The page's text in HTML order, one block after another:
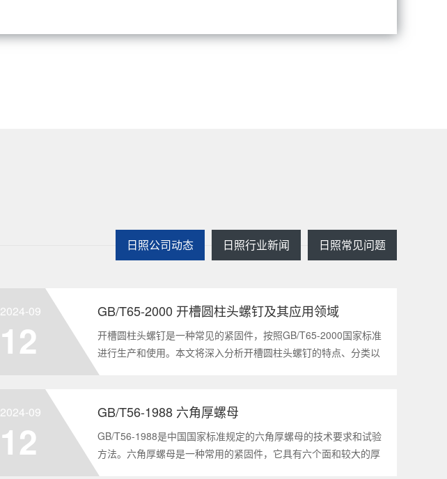
日照公司动态 日照行业新闻 日照常见问题
2024-09
12
GB/T65-2000 开槽圆柱头螺钉及其应用领域
开槽圆柱头螺钉是一种常见的紧固件，按照GB/T65-2000国家标准
进行生产和使用。本文将深入分析开槽圆柱头螺钉的特点、分类以
及应用领域，帮助读者更好地了解和应用该种螺钉。什么是
2024-09
12
GB/T56-1988 六角厚螺母
GB/T56-1988是中国国家标准规定的六角厚螺母的技术要求和试验
方法。六角厚螺母是一种常用的紧固件，它具有六个面和较大的厚
度。它通常用于需要更大的力矩和耐久性的紧固装配。六角厚螺母